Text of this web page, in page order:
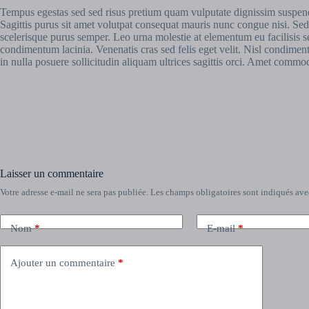
Tempus egestas sed sed risus pretium quam vulputate dignissim
Sagittis purus sit amet volutpat consequat mauris nunc congue nisi.
scelerisque purus semper. Leo urna molestie at elementum eu
condimentum lacinia. Venenatis cras sed felis eget velit. Nisl
in nulla posuere sollicitudin aliquam ultrices sagittis orci. Amet
Laisser un commentaire
Votre adresse e-mail ne sera pas publiée. Les champs obligatoires sont indiqués
Nom* E-mail*
Ajouter un commentaire *